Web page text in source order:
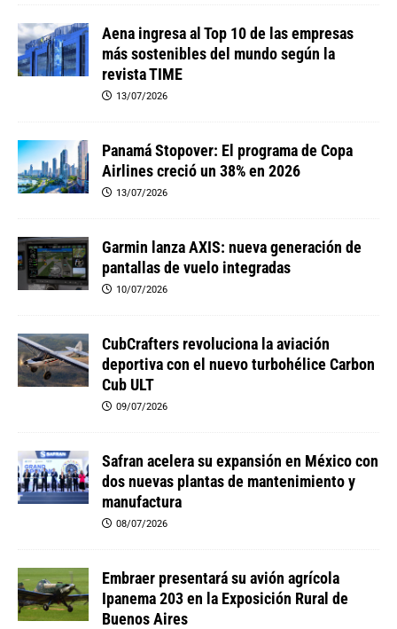
Aena ingresa al Top 10 de las empresas
más sostenibles del mundo según la
revista TIME
13/07/2026
Panamá Stopover: El programa de Copa
Airlines creció un 38% en 2026
13/07/2026
Garmin lanza AXIS: nueva generación de
pantallas de vuelo integradas
10/07/2026
CubCrafters revoluciona la aviación
deportiva con el nuevo turbohélice Carbon
Cub ULT
09/07/2026
Safran acelera su expansión en México con
dos nuevas plantas de mantenimiento y
manufactura
08/07/2026
Embraer presentará su avión agrícola
Ipanema 203 en la Exposición Rural de
Buenos Aires